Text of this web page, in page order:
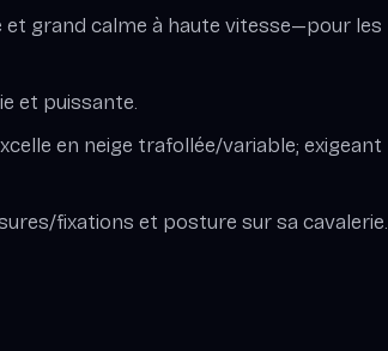
grand calme à haute vitesse—pour les
et puissante.
en neige trafollée/variable; exigeant
fixations et posture sur sa cavalerie.